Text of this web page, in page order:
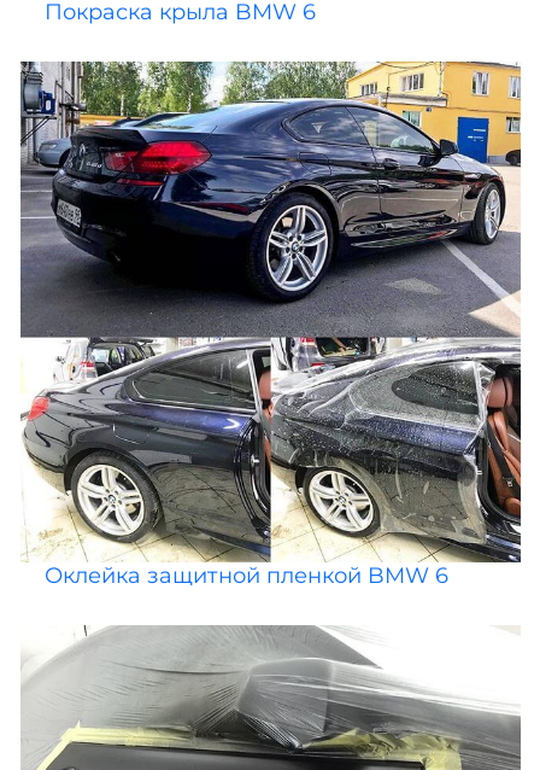
Покраска крыла BMW 6
Оклейка защитной пленкой BMW 6